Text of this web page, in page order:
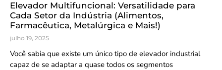
Elevador Multifuncional: Versatilidade para
Cada Setor da Indústria (Alimentos,
Farmacêutica, Metalúrgica e Mais!)
julho 19, 2025
Você sabia que existe um único tipo de elevador industrial
capaz de se adaptar a quase todos os segmentos